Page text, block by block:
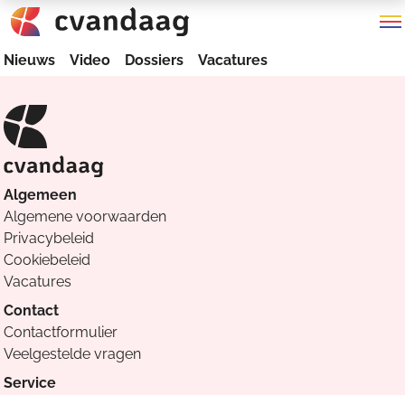
Nieuws Video Dossiers Vacatures
Algemeen
Algemene voorwaarden
Privacybeleid
Cookiebeleid
Vacatures
Contact
Contactformulier
Veelgestelde vragen
Service